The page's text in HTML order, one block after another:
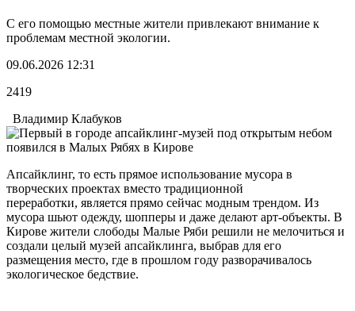
С его помощью местные жители привлекают внимание к
проблемам местной экологии.
09.06.2026 12:31
2419
Владимир Клабуков
Апсайклинг, то есть прямое использование мусора в
творческих проектах вместо традиционной
переработки, является прямо сейчас модным трендом. Из
мусора шьют одежду, шопперы и даже делают арт-объекты. В
Кирове жители слободы Малые Ряби решили не мелочиться и
создали целый музей апсайклинга, выбрав для его
размещения место, где в прошлом году разворачивалось
экологическое бедствие.